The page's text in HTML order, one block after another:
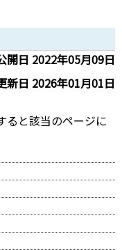
開日 2022年05月09日
新日 2026年01月01日
ると該当のページに